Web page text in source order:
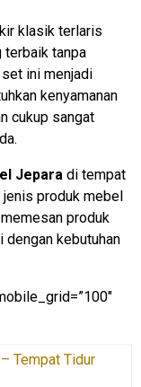
klasik terlaris
terbaik tanpa
ini menjadi
kenyamanan
cukup sangat
Jepara di tempat
jenis produk mebel
produk
kebutuhan